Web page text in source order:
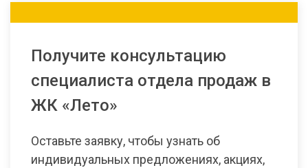
Получите консультацию
специалиста отдела продаж в
ЖК «Лето»
Оставьте заявку, чтобы узнать об
индивидуальных предложениях, акциях,